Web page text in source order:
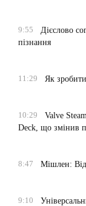
9:55
Дієслово
пізнання
11:29
Як
10:29
Valve
Deck, що змінив
8:47
Мішлен:
9:10